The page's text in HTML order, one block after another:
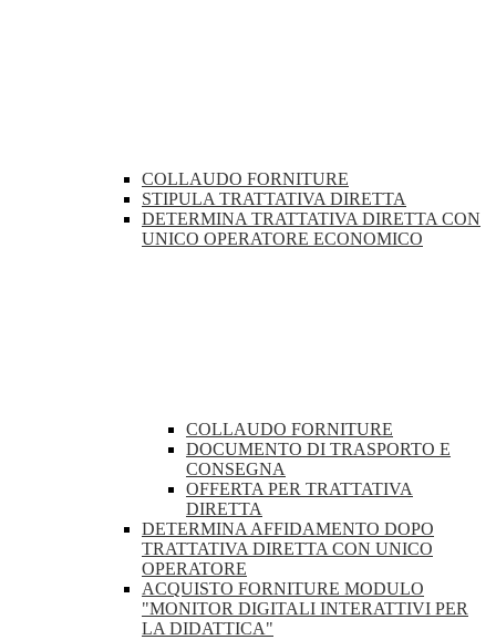
COLLAUDO FORNITURE
STIPULA TRATTATIVA DIRETTA
DETERMINA TRATTATIVA DIRETTA CON
UNICO OPERATORE ECONOMICO
COLLAUDO FORNITURE
DOCUMENTO DI TRASPORTO E
CONSEGNA
OFFERTA PER TRATTATIVA
DIRETTA
DETERMINA AFFIDAMENTO DOPO
TRATTATIVA DIRETTA CON UNICO
OPERATORE
ACQUISTO FORNITURE MODULO
"MONITOR DIGITALI INTERATTIVI PER
LA DIDATTICA"